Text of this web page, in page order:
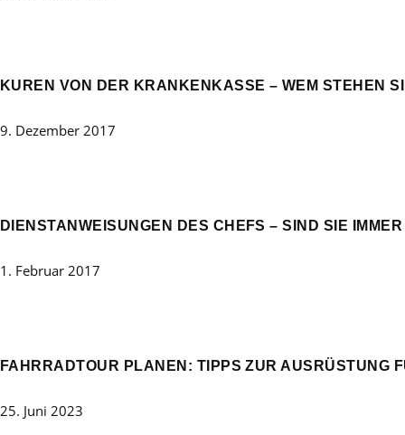
KUREN VON DER KRANKENKASSE – WEM STEHEN
9. Dezember 2017
DIENSTANWEISUNGEN DES CHEFS – SIND SIE
1. Februar 2017
FAHRRADTOUR PLANEN: TIPPS ZUR AUSRÜSTUNG
25. Juni 2023